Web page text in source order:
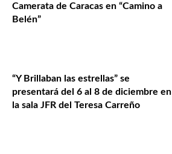
Camerata de Caracas en “Camino a
Belén”
“Y Brillaban las estrellas” se
presentará del 6 al 8 de diciembre en
la sala JFR del Teresa Carreño